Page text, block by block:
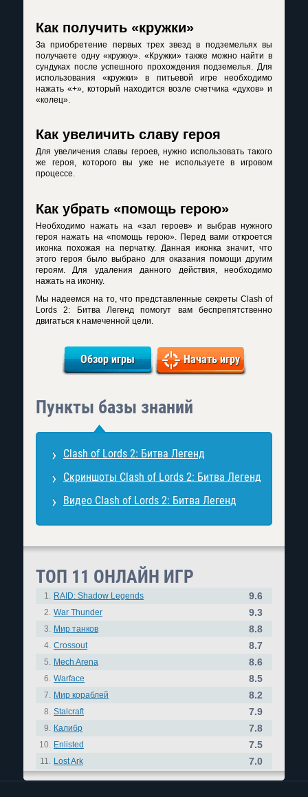
Как получить «кружки»
За приобретение первых трех звезд в подземельях вы
получаете одну «кружку». «Кружки» также можно найти в
сундуках после успешного прохождения подземелья. Для
использования «кружки» в питьевой игре необходимо
нажать «+», который находится возле счетчика «духов» и
«колец».
Как увеличить славу героя
Для увеличения славы героев, нужно использовать такого
же героя, которого вы уже не используете в игровом
процессе.
Как убрать «помощь герою»
Необходимо нажать на «зал героев» и выбрав нужного
героя нажать на «помощь герою». Перед вами откроется
иконка похожая на перчатку. Данная иконка значит, что
этого героя было выбрано для оказания помощи другим
героям. Для удаления данного действия, необходимо
нажать на иконку.
Мы надеемся на то, что представленные секреты Clash of
Lords 2: Битва Легенд помогут вам беспрепятственно
двигаться к намеченной цели.
Обзор игры Начать игру
Пункты базы знаний
Clash of Lords 2: Битва Легенд
Скриншоты Clash of Lords 2: Битва Легенд
Видео Clash of Lords 2: Битва Легенд
ТОП 11 ОНЛАЙН ИГР
1. RAID: Shadow Legends 9.6
2. War Thunder 9.3
3. Мир танков 8.8
4. Crossout 8.7
5. Mech Arena 8.6
6. Warface 8.5
7. Мир кораблей 8.2
8. Stalcraft 7.9
9. Калибр 7.8
10. Enlisted 7.5
11. Lost Ark 7.0